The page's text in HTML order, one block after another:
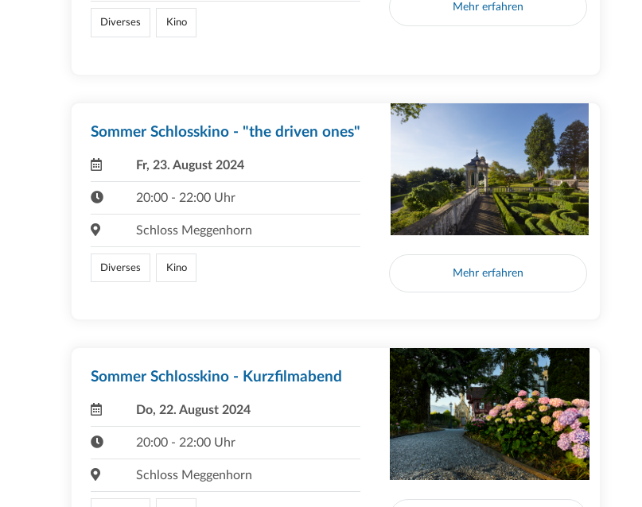
Diverses Kino
Mehr erfahren
Sommer Schlosskino - "the driven ones"
Fr, 23. August 2024
20:00 - 22:00 Uhr
Schloss Meggenhorn
Diverses Kino Mehr erfahren
Sommer Schlosskino - Kurzfilmabend
Do, 22. August 2024
20:00 - 22:00 Uhr
Schloss Meggenhorn